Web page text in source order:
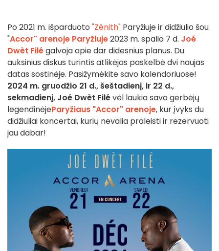
Po 2021 m. išparduoto "Zénith" Paryžiuje ir didžiulio šou
"Accor" arenoje Paryžiuje2023 m. spalio 7 d. Joé
Dwèt Filégalvoja apie dar didesnius planus. Du
auksinius diskus turintis atlikėjas paskelbė dvi naujas
datas sostinėje. Pasižymėkite savo kalendoriuose!
2024 m. gruodžio 21 d., šeštadienį, ir 22 d.,
sekmadienį, Joé Dwèt Filévėl laukia savo gerbėjų
legendinėjeParyžiaus "Accor" arenoje, kur įvyks du
didžiuliai koncertai, kurių nevalia praleisti ir rezervuoti
jau dabar!